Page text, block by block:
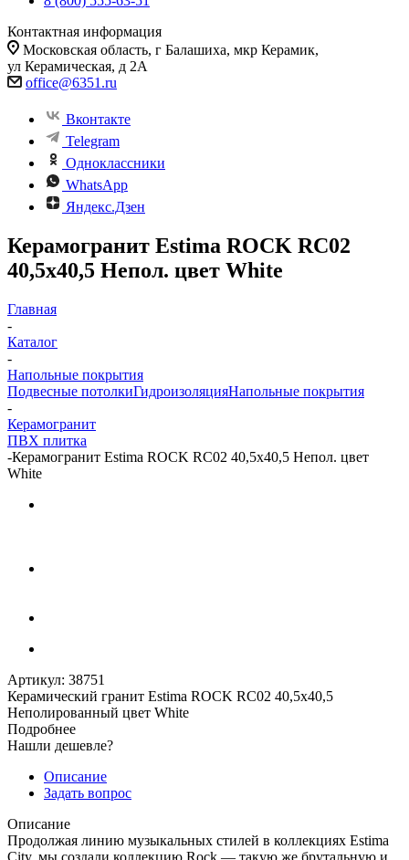
Контактная информация
Московская область, г Балашиха, мкр Керамик,
ул Керамическая, д 2А
office@6351.ru
Вконтакте
Telegram
Одноклассники
WhatsApp
Яндекс.Дзен
Керамогранит Estima ROCK RC02
40,5x40,5 Непол. цвет White
Главная
-
Каталог
-
Напольные покрытия
Подвесные потолкиГидроизоляцияНапольные покрытия
-
Керамогранит
ПВХ плитка
-Керамогранит Estima ROCK RC02 40,5x40,5 Непол. цвет
White
Артикул: 38751
Керамический гранит Estima ROCK RC02 40,5x40,5
Неполированный цвет White
Подробнее
Нашли дешевле?
Описание
Задать вопрос
Описание
Продолжая линию музыкальных стилей в коллекциях Estima
City, мы создали коллекцию Rock — такую же брутальную и